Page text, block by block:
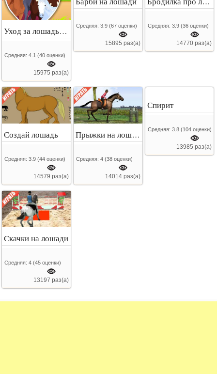
Уход за лошадьми
Средняя:4.1 (40 оценки)
15975 раз(а)
Средняя:3.9 (67 оценки)
15895 раз(а)
Средняя:3.9 (36 оценки)
14770 раз(а)
Создай лошадь
Средняя:3.9 (44 оценки)
14579 раз(а)
Прыжки на лошади
Средняя:4 (38 оценки)
14014 раз(а)
Спирит
Средняя:3.8 (104 оценки)
13985 раз(а)
Скачки на лошади
Средняя:4 (45 оценки)
13197 раз(а)